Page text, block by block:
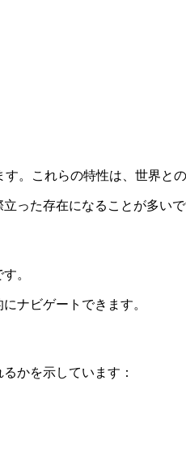
。これらの特性は、世界と
った存在になることが多いで
。
ナビゲートできます。
かを示しています：